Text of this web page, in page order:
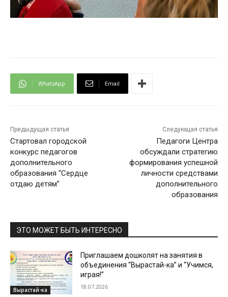
WhatsApp Email
Предыдущая статья
Стартовал городской
конкурс педагогов
дополнительного
образования “Сердце
отдаю детям”
Следующая статья
Педагоги Центра
обсуждали стратегию
формирования успешной
личности средствами
дополнительного
образования
ЭТО МОЖЕТ БЫТЬ ИНТЕРЕСНО
Вырастай-ка
Приглашаем дошколят на занятия в
объединения “Вырастай-ка” и “Учимся,
играя!”
18.07.2026